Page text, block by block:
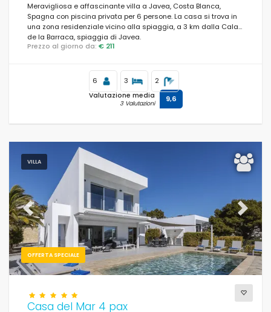
Meravigliosa e affascinante villa a Javea, Costa Blanca,
Spagna con piscina privata per 6 persone. La casa si trova in
una zona residenziale vicino alla spiaggia, a 3 km dalla Cala
de la Barraca, spiaggia di Javea.
Prezzo al giorno da: € 211
6 3 2
Valutazione media
3 Valutazioni 9,6
VILLA
OFFERTA SPECIALE
Previous Next
Casa del Mar 4 pax